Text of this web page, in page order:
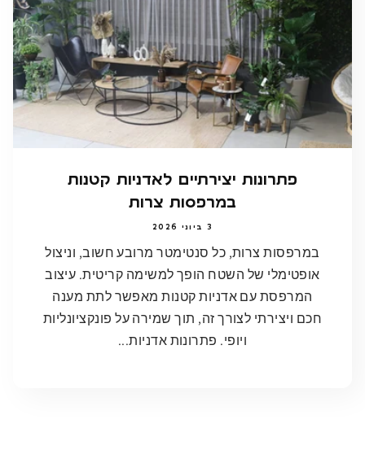
פתרונות יצירתיים לאדניות קטנות
במרפסות צרות
3 ביוני 2026
במרפסות צרות, כל סנטימטר מרובע חשוב, וניצול
אופטימלי של השטח הופך למשימה קריטית. עיצוב
המרפסת עם אדניות קטנות מאפשר לתת מענה
חכם ויצירתי לצורך זה, תוך שמירה על פונקציונליות
ויופי. פתרונות אדניות...